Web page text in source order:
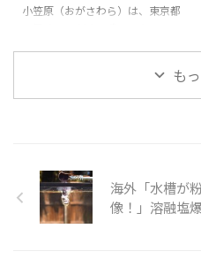
とコラボした空間が存在してい
が田舎を救う」の様子を見てみま
...
小笠原（おがさわら）は、東京都
る。たくさんある島の中で人が住
んでいるのは母島、父島で、フェ
ガイドをつける必要がある。今回
の旅は、小笠原の歴史についても
触れている。また、自然保護のた
め、靴についた砂や種を落とす必
も
海外「水槽が
像！」溶融塩